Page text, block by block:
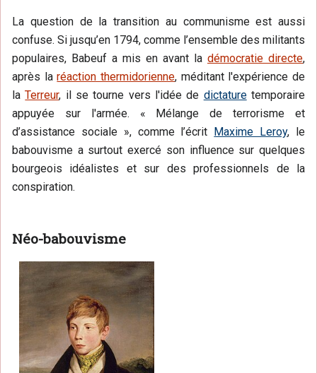
La question de la transition au communisme est aussi
confuse. Si jusqu’en 1794, comme l’ensemble des militants
populaires, Babeuf a mis en avant la démocratie directe,
après laréaction thermidorienne, méditant l'expérience de
laTerreur, il se tourne vers l'idée de dictaturetemporaire
appuyée sur l'armée. « Mélange de terrorisme et
d’assistance sociale », comme l’écrit
Maxime Leroy, le
babouvisme a surtout exercé son influence sur quelques
bourgeois idéalistes et sur des professionnels de la
conspiration.
Néo-babouvisme